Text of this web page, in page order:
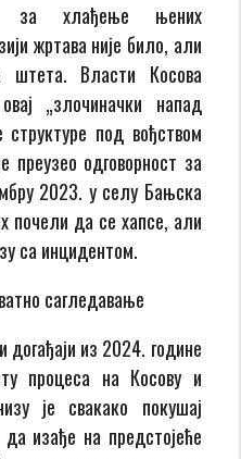
за хлађење њених
жртава није било, али
штета. Власти Косова
„злочиначки напад
под вођством
преузео одговорност за
2023. у селу Бањска
почели да се хапсе, али
са инцидентом.
сагледавање
догађаји из 2024. године
процеса на Косову и
је свакако покушај
изађе на предстојеће